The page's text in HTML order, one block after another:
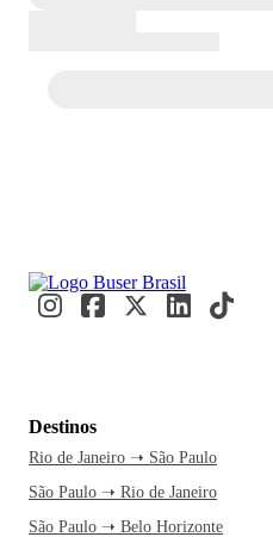
Destinos
Rio de Janeiro ➝ São Paulo
São Paulo ➝ Rio de Janeiro
São Paulo ➝ Belo Horizonte